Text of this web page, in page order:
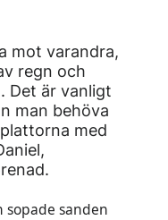
mot varandra,
regn och
Det är vanligt
man behöva
med
sanden